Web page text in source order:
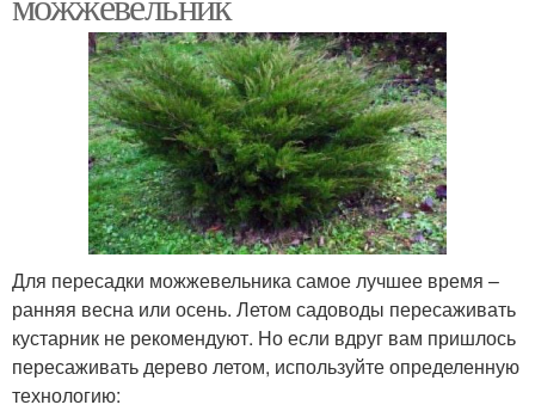
Для пересадки можжевельника самое лучшее время –
ранняя весна или осень. Летом садоводы пересаживать
кустарник не рекомендуют. Но если вдруг вам пришлось
пересаживать дерево летом, используйте определенную
технологию: